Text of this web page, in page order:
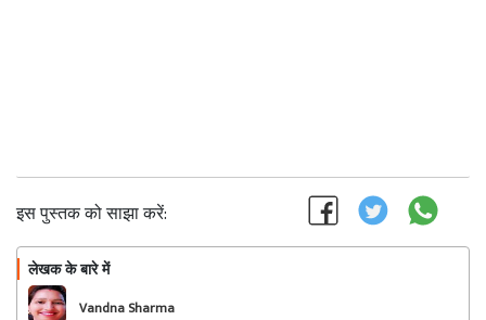
इस पुस्तक को साझा करें:
लेखक के बारे में
Vandna Sharma